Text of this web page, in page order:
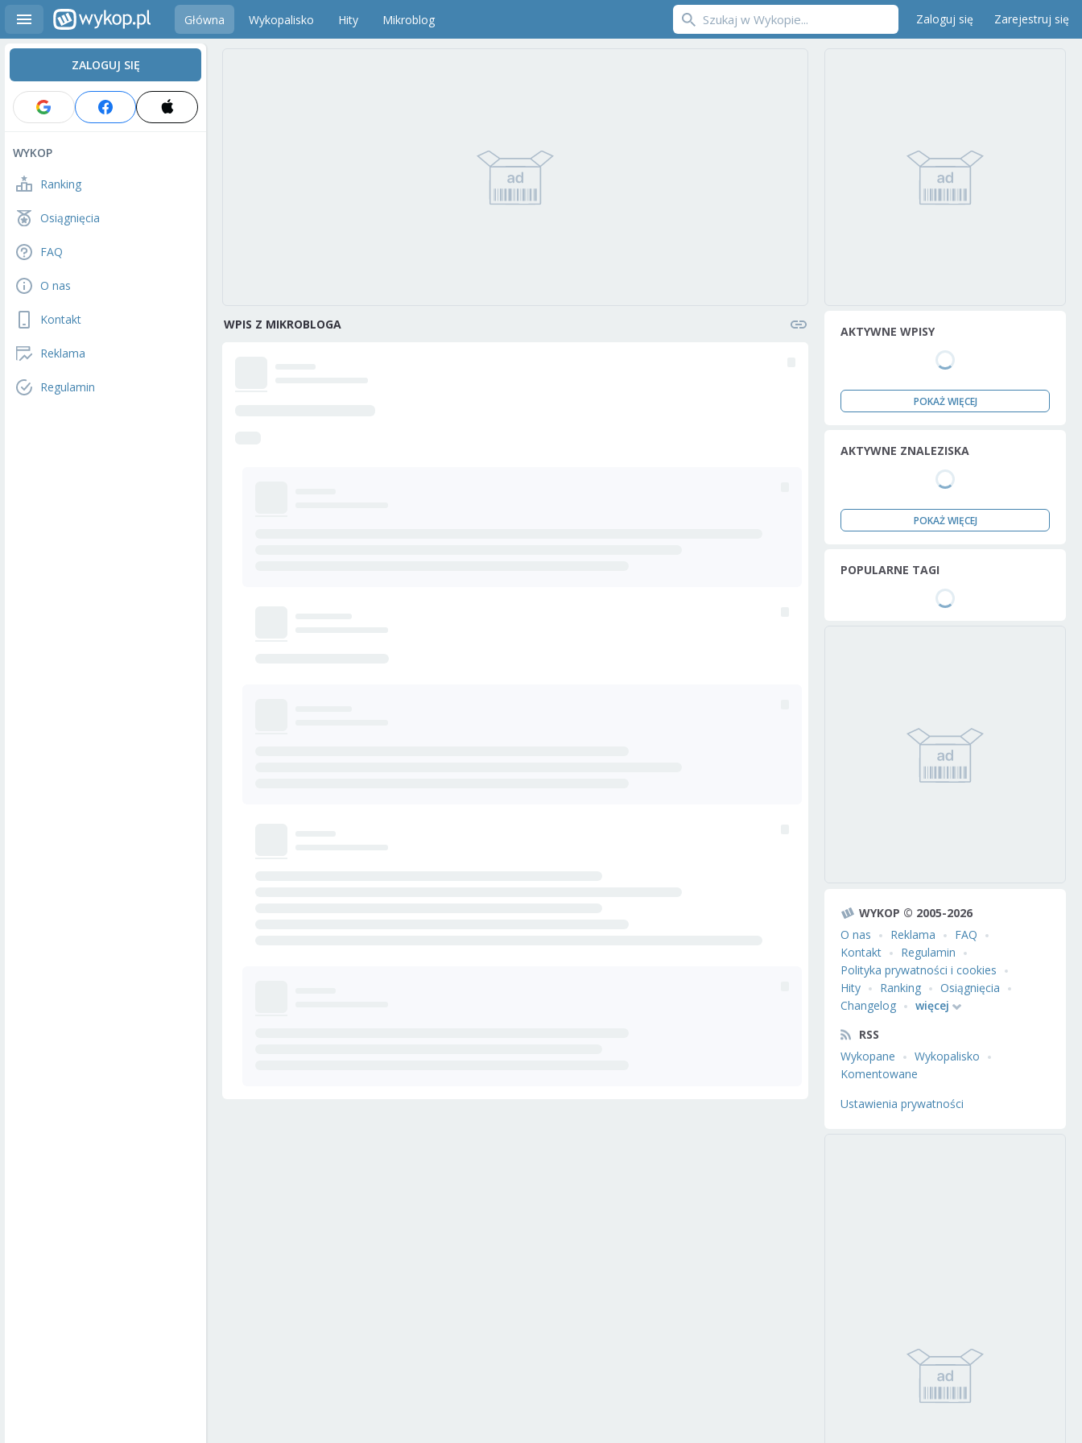
Główna Wykopalisko Hity Mikroblog Zaloguj się Zarejestruj się
ZALOGUJ SIĘ
WYKOP
Ranking
Osiągnięcia
FAQ
O nas
Kontakt
Reklama
Regulamin
WPIS Z MIKROBLOGA AKTYWNE WPISY
POKAŻ WIĘCEJ
AKTYWNE ZNALEZISKA
POKAŻ WIĘCEJ
POPULARNE TAGI
WYKOP © 2005-2026
O nas
Reklama
FAQ
Kontakt
Regulamin
Polityka prywatności i cookies
Hity
Ranking
Osiągnięcia
Changelog
więcej
RSS
Wykopane
Wykopalisko
Komentowane
Ustawienia prywatności